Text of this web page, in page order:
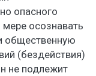
опасного
осознавать
общественную
(бездействия)
не подлежит